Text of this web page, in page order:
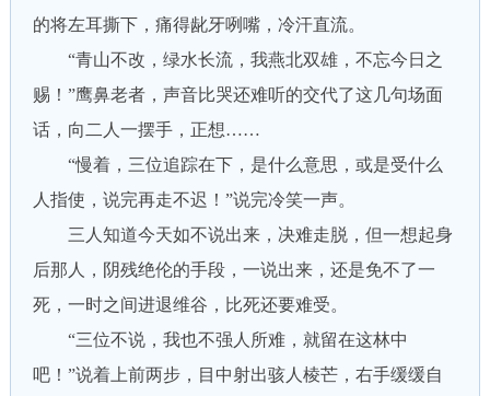
的将左耳撕下，痛得龀牙咧嘴，冷汗直流。
“青山不改，绿水长流，我燕北双雄，不忘今日之
赐！”鹰鼻老者，声音比哭还难听的交代了这几句场面
话，向二人一摆手，正想……
“慢着，三位追踪在下，是什么意思，或是受什么
人指使，说完再走不迟！”说完冷笑一声。
三人知道今天如不说出来，决难走脱，但一想起身
后那人，阴残绝伦的手段，一说出来，还是免不了一
死，一时之间进退维谷，比死还要难受。
“三位不说，我也不强人所难，就留在这林中
吧！”说着上前两步，目中射出骇人棱芒，右手缓缓自